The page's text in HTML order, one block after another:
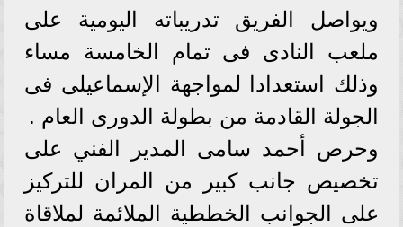
ويواصل الفريق تدريباته اليومية على
ملعب النادى فى تمام الخامسة مساء
وذلك استعدادا لمواجهة الإسماعيلى فى
الجولة القادمة من بطولة الدورى العام .
وحرص أحمد سامى المدير الفني على
تخصيص جانب كبير من المران للتركيز
على الجوانب الخططية الملائمة لملاقاة